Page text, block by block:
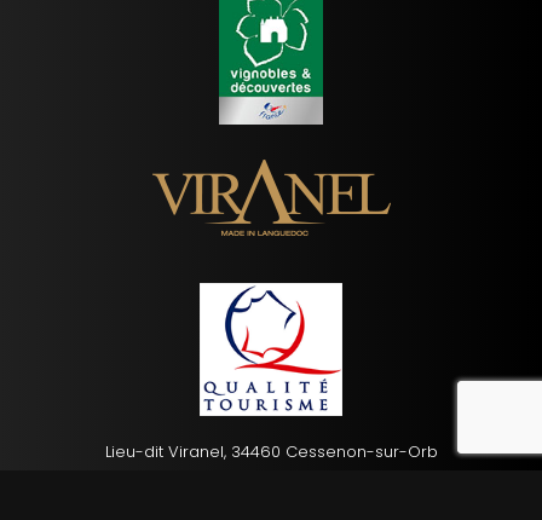
Lieu-dit Viranel, 34460 Cessenon-sur-Orb